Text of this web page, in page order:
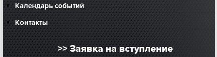
Календарь событий
Контакты
>> Заявка на вступление